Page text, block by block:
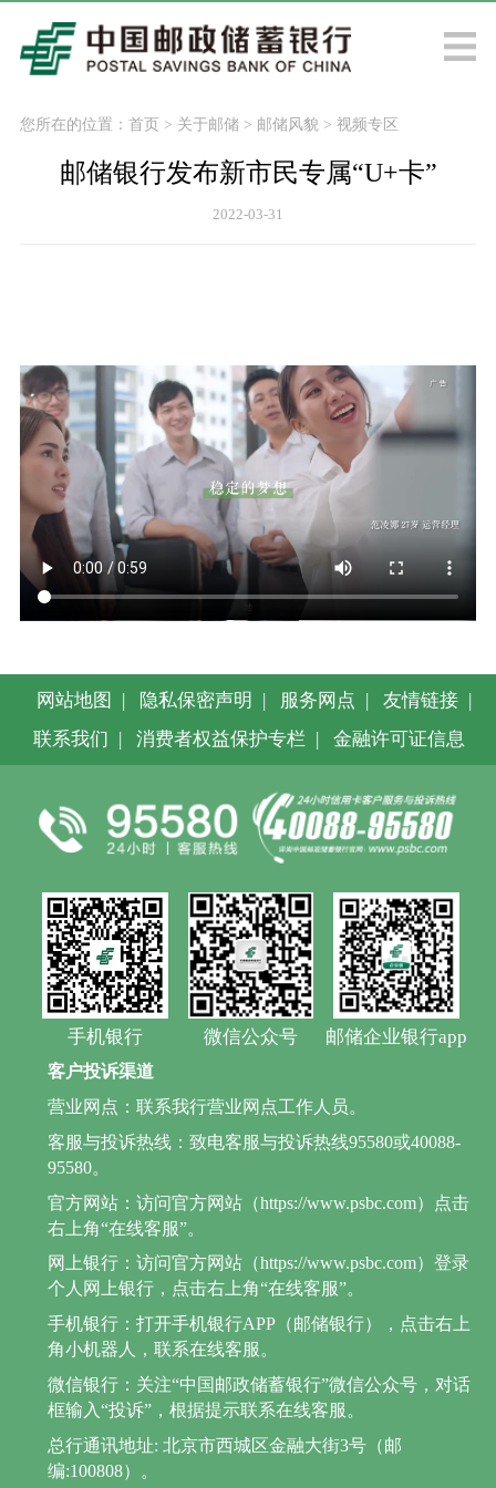
您所在的位置： 首页> 关于邮储 > 邮储风貌 > 视频专区
邮储银行发布新市民专属“U+卡”
2022-03-31
网站地图 隐私保密声明 服务网点 友情链接
联系我们
消费者权益保护专栏 金融许可证信息
手机银行 微信公众号 邮储企业银行app
客户投诉渠道
营业网点：联系我行营业网点工作人员。
客服与投诉热线：致电客服与投诉热线95580或40088-
95580。
官方网站：访问官方网站（https://www.psbc.com）点击
右上角“在线客服”。
网上银行：访问官方网站（https://www.psbc.com）登录
个人网上银行，点击右上角“在线客服”。
手机银行：打开手机银行APP（邮储银行），点击右上
角小机器人，联系在线客服。
微信银行：关注“中国邮政储蓄银行”微信公众号，对话
框输入“投诉”，根据提示联系在线客服。
总行通讯地址: 北京市西城区金融大街3号（邮
编:100808）。